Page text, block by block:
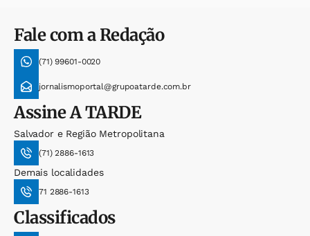
Fale com a Redação
(71) 99601-0020
jornalismoportal@grupoatarde.com.br
AssineA TARDE
Salvador e Região Metropolitana
(71) 2886-1613
Demais localidades
71 2886-1613
Classificados